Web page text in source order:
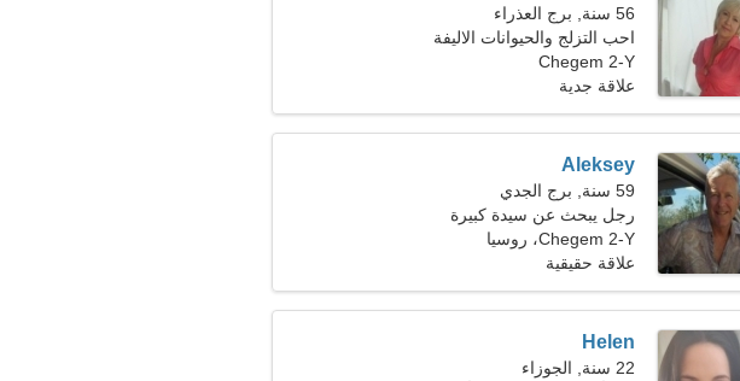
56 سنة, برج العذراء
احب التزلج والحيوانات الاليفة
Chegem 2-Y
علاقة جدية
Aleksey
59 سنة, برج الجدي
رجل يبحث عن سيدة كبيرة
Chegem 2-Y، روسيا
علاقة حقيقية
Helen
22 سنة, الجوزاء